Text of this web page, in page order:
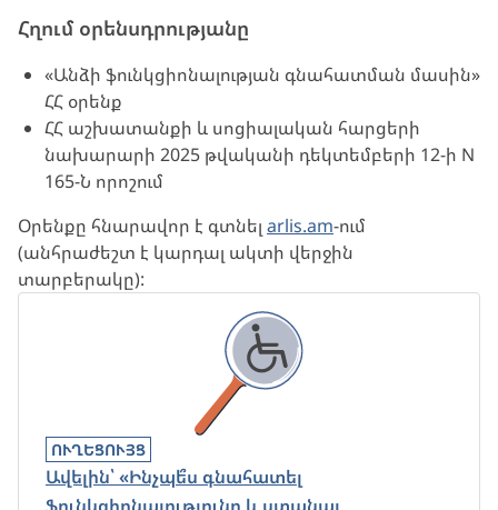
Հղում օրենսդրությանը
«Անձի ֆունկցիոնալության գնահատման մասին»
ՀՀ օրենք
ՀՀ աշխատանքի և սոցիալական հարցերի
նախարարի 2025 թվականի դեկտեմբերի 12-ի N
165-Ն որոշում
Օրենքը հնարավոր է գտնել arlis.am-ում
(անհրաժեշտ է կարդալ ակտի վերջին
տարբերակը):
ՈՒՂԵՑՈՒՅՑ
Ավելին՝ «Ինչպե՞ս գնահատել